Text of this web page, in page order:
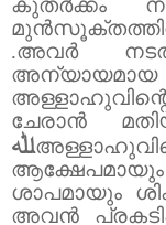
കുതർക്കം
.അവർ
ചേരാൻ
ﷲ
ശാപമായും
അവൻ